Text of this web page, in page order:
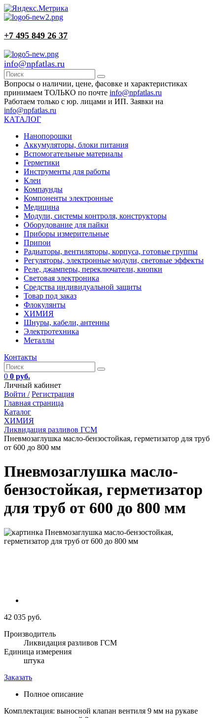
+7 495 849 26 37
info@npfatlas.ru
Вопросы о наличии, цене, фасовке и характеристиках
принимаем ТОЛЬКО по почте info@npfatlas.ru
Работаем только с юр. лицами и ИП. Заявки на
info@npfatlas.ru
КАТАЛОГ
Нанопорошки
Аккумуляторы, блоки питания
Вспомогательные материалы
Герметики
Инструменты для работы
Клеи
Компаунды
Компоненты электронные
Медицина
Модули, системы контроля, конструкторы
Оборудование для пайки
Приборы измерительные
Припои
Радиаторы, вентиляторы, корпуса, готовые группы
Регуляторы, электронные модули, световые эффекты
Реле, джамперы, переключатели, кнопки
Световая электроника
Средства индивидуальной защиты
Товар под заказ
Флокулянты
ХИМИЯ
Шнуры, кабели, антенны
Электротехника
Металлы
Контакты
0 0 руб.
Личный кабинет
Войти / Регистрация
Главная страница
Каталог
ХИМИЯ
Ликвидация разливов ГСМ
Пневмозаглушка масло-бензостойкая, герметизатор для труб
от 600 до 800 мм
Пневмозаглушка масло-
бензостойкая, герметизатор
для труб от 600 до 800 мм
42 035 руб.
Производитель
Ликвидация разливов ГСМ
Единица измерения
штука
Заказать
Полное описание
Комплектация: выносной клапан вентиля 9 мм на рукаве